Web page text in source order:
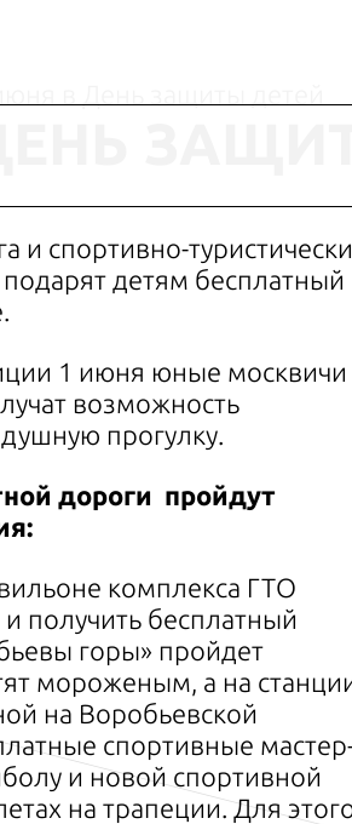
и спортивно-
детям бесплатный
1 июня юные москвичи
возможность
прогулку.
дороги пройдут
комплекса ГТО
получить бесплатный
горы» пройдет
мороженым, а на
на Воробьевской
спортивные
и новой спортивной
на трапеции. Для